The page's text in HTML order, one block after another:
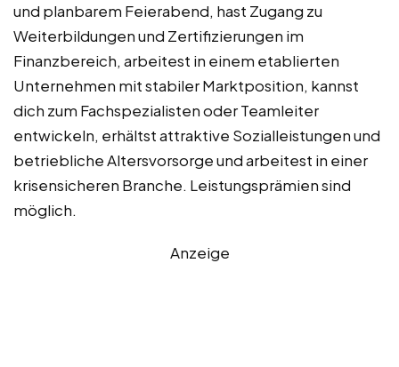
und planbarem Feierabend, hast Zugang zu
Weiterbildungen und Zertifizierungen im
Finanzbereich, arbeitest in einem etablierten
Unternehmen mit stabiler Marktposition, kannst
dich zum Fachspezialisten oder Teamleiter
entwickeln, erhältst attraktive Sozialleistungen und
betriebliche Altersvorsorge und arbeitest in einer
krisensicheren Branche. Leistungsprämien sind
möglich.
Anzeige